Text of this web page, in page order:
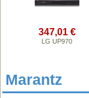
347,01 €
LG UP970
Marantz